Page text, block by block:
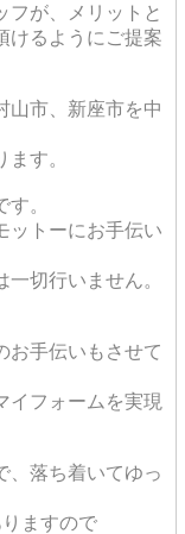
フが、メリットと
けるようにご提案
山市、新座市を中
す。
。
ットーにお手伝い
切行いません。
お手伝いもさせて
イフォームを実現
、落ち着いてゆっ
ますので